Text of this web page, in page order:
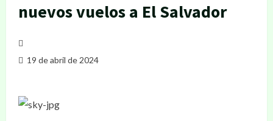
nuevos vuelos a El Salvador
19 de abril de 2024